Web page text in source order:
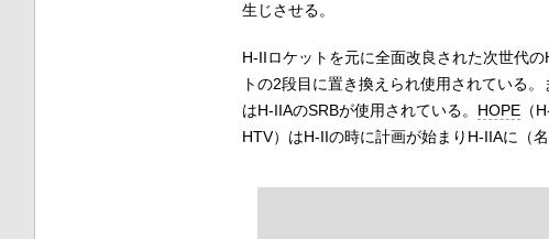
生じさせる。
H-IIロケットを元に全面改良された次世代
トの2段目に置き換えられ使用されている。
はH-IIAのSRBが使用されている。 HOPE（
HTV）はH-IIの時に計画が始まりH-IIAに（